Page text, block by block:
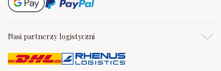
Nasi partnerzy logistyczni